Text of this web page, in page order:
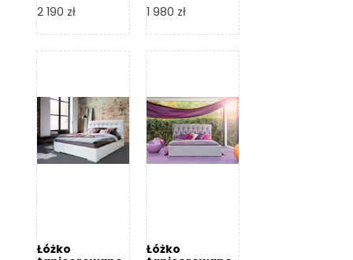
Design
2 190 zł
Design
1 980 zł
Łóżko
Łóżko